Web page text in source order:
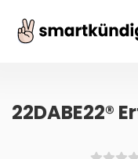
22DABE22®